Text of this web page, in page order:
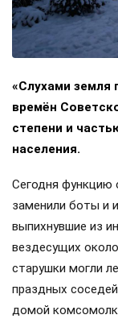
«Слухами земля
времён
степени и
населения.
Сегодня функцию
заменили боты и
выпихнувшие из
вездесущих
старушки могли
праздных
домой